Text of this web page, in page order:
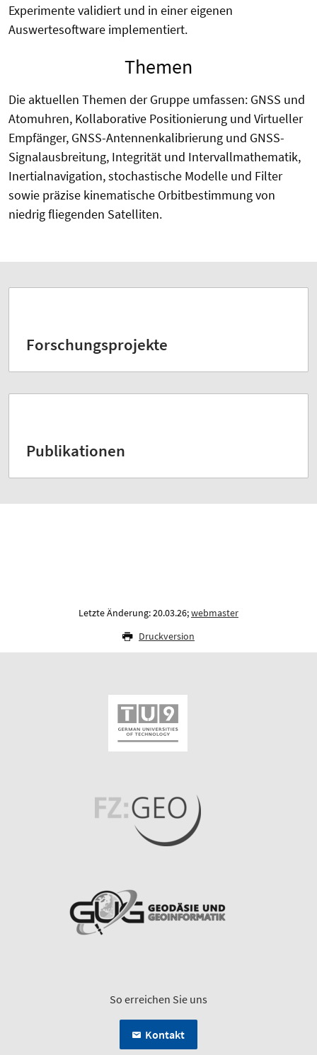
Experimente validiert und in einer eigenen
Auswertesoftware implementiert.
Themen
Die aktuellen Themen der Gruppe umfassen: GNSS und
Atomuhren, Kollaborative Positionierung und Virtueller
Empfänger, GNSS-Antennenkalibrierung und GNSS-
Signalausbreitung, Integrität und Intervallmathematik,
Inertialnavigation, stochastische Modelle und Filter
sowie präzise kinematische Orbitbestimmung von
niedrig fliegenden Satelliten.
Forschungsprojekte
Publikationen
Letzte Änderung: 20.03.26;webmaster
Druckversion
So erreichen Sie uns
Kontakt